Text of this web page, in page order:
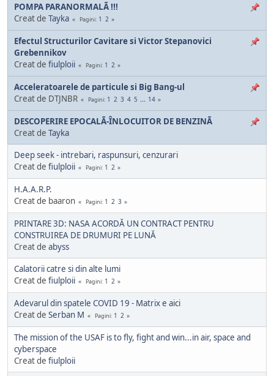
POMPA PARANORMALÃ !!!
Creat de Tayka Pagini 1 2
Efectul Structurilor Cavitare si Victor Stepanovici
Grebennikov
Creat de fiulploii Pagini 1 2
Acceleratoarele de particule si Big Bang-ul
Creat de DTJNBR
Pagini 1 2 3 4 5 ... 14
DESCOPERIRE EPOCALÃ-ÎNLOCUITOR DE BENZINÃ
Creat de Tayka
Deep seek - intrebari, raspunsuri, cenzurari
Creat de fiulploii Pagini 1 2
H.A.A.R.P.
Creat de baaron
Pagini 1 2 3
PRINTARE 3D: NASA ACORDĂ UN CONTRACT PENTRU
CONSTRUIREA DE DRUMURI PE LUNĂ
Creat de abyss
Calatorii catre si din alte lumi
Creat de fiulploii Pagini 1 2
Adevarul din spatele COVID 19 - Matrix e aici
Creat de Serban M Pagini 1 2
The mission of the USAF is to fly, fight and win...in air, space and
cyberspace
Creat de fiulploii